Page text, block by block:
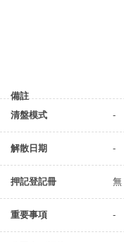
備註
清盤模式
-
解散日期 -
押記登記冊 無
重要事項 -